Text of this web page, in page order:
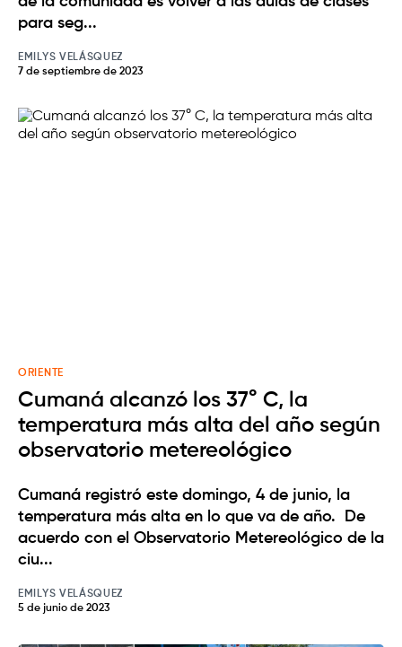
para seg...
EMILYS VELÁSQUEZ
7 de septiembre de 2023
ORIENTE
Cumaná alcanzó los 37° C, la
temperatura más alta del año según
observatorio metereológico
Cumaná registró este domingo, 4 de junio, la
temperatura más alta en lo que va de año. De
acuerdo con el Observatorio Metereológico de la
ciu...
EMILYS VELÁSQUEZ
5 de junio de 2023